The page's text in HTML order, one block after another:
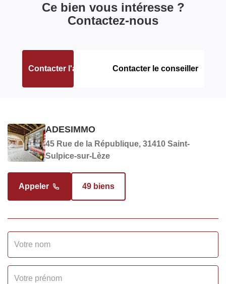
COPROPRIÉTÉ
Surface terrain
AUTRES
Grenier Non
Ce bien vous intéresse ?
Contactez-nous
Contacter l'agence Contacter le conseiller
MAYET/PASCHALI MARIANNE
Responsable commerciale en charge du bien
Appeler 44 biens
ADESIMMO
45 Rue de la République, 31410 Saint-
Sulpice-sur-Lèze
Appeler 49 biens